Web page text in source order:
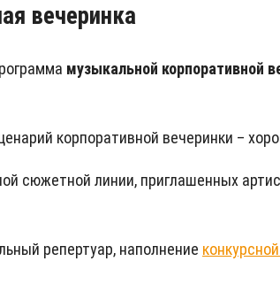
вечеринка
музыкальной корпоративной
корпоративной вечеринки –
сюжетной линии, приглашенных
репертуар, наполнение